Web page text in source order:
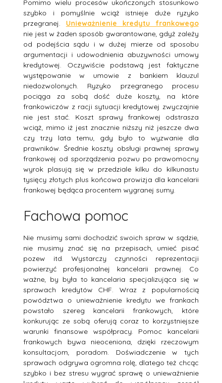
Pomimo wielu procesów ukończonych stosunkowo
szybko i pomyślnie wciąż istnieje duże ryzyko
przegranej. Unieważnienie kredytu frankowego
nie jest w żaden sposób gwarantowane, gdyż zależy
od podejścia sądu i w dużej mierze od sposobu
argumentacji i udowodnienia abuzywności umowy
kredytowej. Oczywiście podstawą jest faktyczne
występowanie w umowie z bankiem klauzul
niedozwolonych. Ryzyko przegranego procesu
pociąga za sobą dość duże koszty, na które
frankowiczów z racji sytuacji kredytowej zwyczajnie
nie jest stać. Koszt sprawy frankowej odstrasza
wciąż, mimo iż jest znacznie niższy niż jeszcze dwa
czy trzy lata temu, gdy było to wyzwanie dla
prawników. Średnie koszty obsługi prawnej sprawy
frankowej od sporządzenia pozwu po prawomocny
wyrok plasują się w przedziale kilku do kilkunastu
tysięcy złotych plus końcowa prowizja dla kancelarii
frankowej będąca procentem wygranej sumy.
Fachowa pomoc
Nie musimy sami dochodzić swoich spraw w sądzie,
nie musimy znać się na przepisach, umieć pisać
pozew itd. Wystarczy czynności reprezentacji
powierzyć profesjonalnej kancelarii prawnej. Co
ważne, by była to kancelaria specjalizująca się w
sprawach kredytów CHF. Wraz z popularnością
powództwa o unieważnienie kredytu we frankach
powstało szereg kancelarii frankowych, które
konkurując ze sobą oferują coraz to korzystniejsze
warunki finansowe współpracy. Pomoc kancelarii
frankowych bywa nieoceniona, dzięki rzeczowym
konsultacjom, poradom. Doświadczenie w tych
sprawach odgrywa ogromna rolę, dlatego też chcąc
szybko i bez stresu wygrać sprawę o unieważnienie